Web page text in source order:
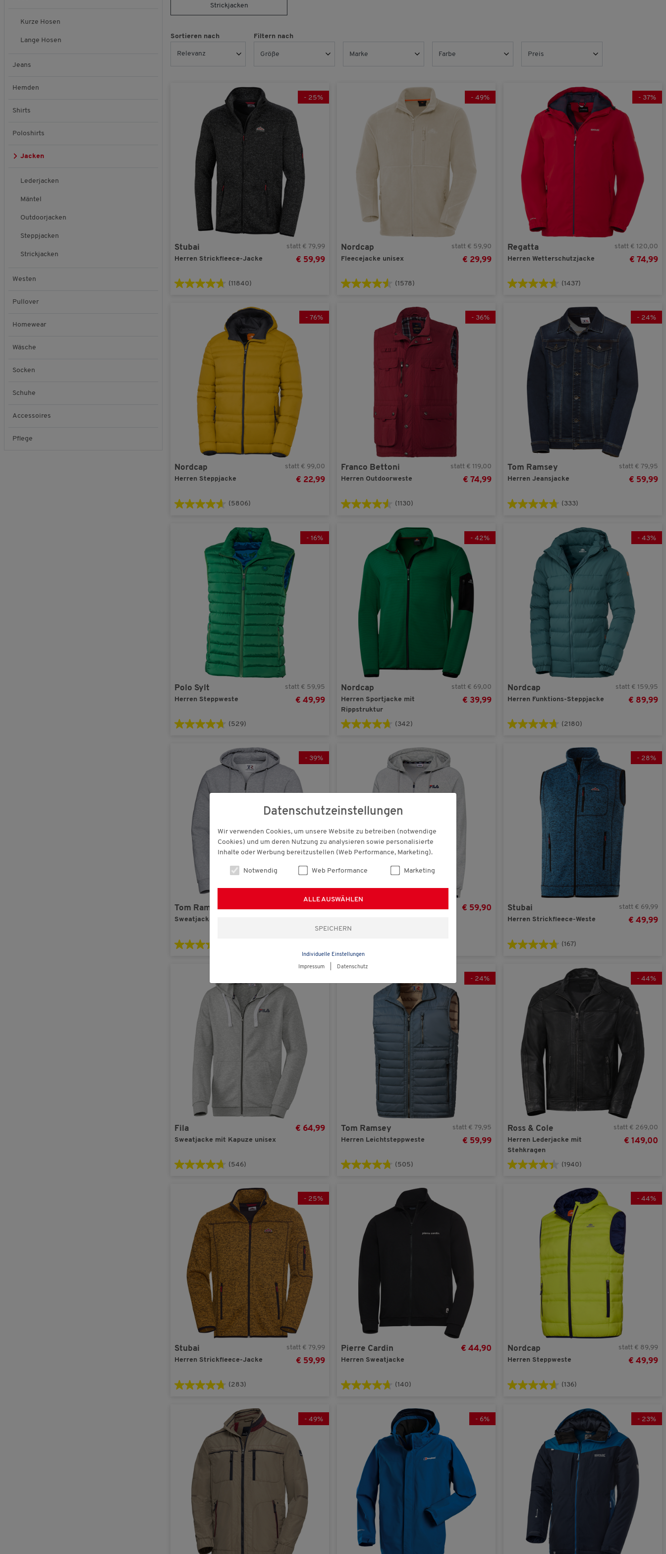
Kurze Hosen
Lange Hosen
Jeans
Hemden
Shirts
Poloshirts
Jacken
Lederjacken
Mäntel
Outdoorjacken
Steppjacken
Strickjacken
Westen
Pullover
Homewear
Wäsche
Socken
Schuhe
Accessoires
Pflege
Strickjacken
Sortieren nach Filtern nach
Größe
24
(2)
26
28
48
50
54
56
(34)
(30)
XLARGE
(28)
XXLARGE
XXXLARGE
Marke
(2)
Berghaus
Bugatti
(3)
Daniel Hechter
Ducktail
Glattsand
Henson&Henson
Jacques Britt
Lerros
Otto Kern
(1)
(2)
Redpoint
(1)
(4)
Reusch
Spitzbergen
(3)
Tom Ramsey
Zerberus
Farbe
blau
braun
schwarz
türkis
Preis
Übernehmen
- 25%
Stubai
Herren Strickfleece-Jacke
statt € 79,99
€ 59,99
(11840)
- 49%
Nordcap
Fleecejacke unisex
statt € 59,90
€ 29,99
(1578)
- 37%
Regatta
Herren Wetterschutzjacke
statt € 120,00
€ 74,99
(1437)
- 76%
Nordcap
Herren Steppjacke
statt € 99,00
€ 22,99
(5806)
- 36%
Franco Bettoni
Herren Outdoorweste
statt € 119,00
€ 74,99
(1130)
- 24%
Tom Ramsey
Herren Jeansjacke
statt € 79,95
€ 59,99
(333)
- 16%
Polo Sylt
Herren Steppweste
statt € 59,95
€ 49,99
(529)
- 42%
Nordcap
Herren Sportjacke mit
Rippstruktur
statt € 69,00
€ 39,99
(342)
- 43%
Nordcap
Herren Funktions-Steppjacke
statt € 159,95
€ 89,99
(2180)
- 39%
Tom Ramsey
Sweatjacke unisex
Fila € 59,90
- 28%
Stubai
Herren Strickfleece-Weste
statt € 69,99
€ 49,99
(167)
Fila
Sweatjacke mit Kapuze unisex
€ 64,99
(546)
- 24%
Tom Ramsey
Herren Leichtsteppweste
statt € 79,95
€ 59,99
(505)
- 44%
Ross & Cole
Herren Lederjacke mit
Stehkragen
statt € 269,00
€ 149,00
(1940)
- 25%
Stubai
Herren Strickfleece-Jacke
statt € 79,99
€ 59,99
(283)
Pierre Cardin
Herren Sweatjacke
€ 44,90
(140)
- 44%
Nordcap
Herren Steppweste
statt € 89,99
€ 49,99
(136)
- 49% - 6% - 23%
Datenschutzeinstellungen
Wir verwenden Cookies, um unsere Website zu betreiben (notwendige
Cookies) und um deren Nutzung zu analysieren sowie personalisierte
Inhalte oder Werbung bereitzustellen (Web Performance, Marketing).
Notwendig Web Performance Marketing
ALLE AUSWÄHLEN
Individuelle Einstellungen
Impressum Datenschutz